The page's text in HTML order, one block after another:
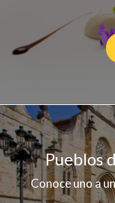
Pueblos
Conoce uno a